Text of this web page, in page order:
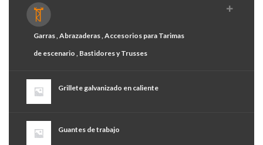
Garras , Abrazaderas , Accesorios para Tarimas
de escenario , Bastidores y Trusses
Grillete galvanizado en caliente
Guantes de trabajo